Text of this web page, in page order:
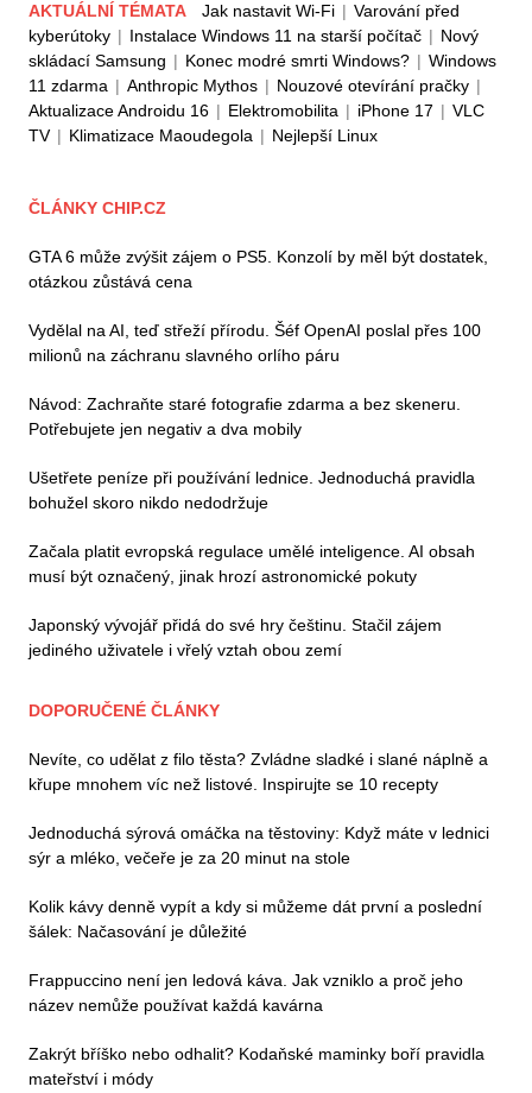
AKTUÁLNÍ TÉMATA Jak nastavit Wi-Fi | Varování před
kyberútoky | Instalace Windows 11 na starší počítač | Nový
skládací Samsung | Konec modré smrti Windows? | Windows
11 zdarma | Anthropic Mythos | Nouzové otevírání pračky |
Aktualizace Androidu 16 | Elektromobilita | iPhone 17 | VLC
TV | Klimatizace Maoudegola | Nejlepší Linux
ČLÁNKY CHIP.CZ
GTA 6 může zvýšit zájem o PS5. Konzolí by měl být dostatek,
otázkou zůstává cena
Vydělal na AI, teď střeží přírodu. Šéf OpenAI poslal přes 100
milionů na záchranu slavného orlího páru
Návod: Zachraňte staré fotografie zdarma a bez skeneru.
Potřebujete jen negativ a dva mobily
Ušetřete peníze při používání lednice. Jednoduchá pravidla
bohužel skoro nikdo nedodržuje
Začala platit evropská regulace umělé inteligence. AI obsah
musí být označený, jinak hrozí astronomické pokuty
Japonský vývojář přidá do své hry češtinu. Stačil zájem
jediného uživatele i vřelý vztah obou zemí
DOPORUČENÉ ČLÁNKY
Nevíte, co udělat z filo těsta? Zvládne sladké i slané náplně a
křupe mnohem víc než listové. Inspirujte se 10 recepty
Jednoduchá sýrová omáčka na těstoviny: Když máte v lednici
sýr a mléko, večeře je za 20 minut na stole
Kolik kávy denně vypít a kdy si můžeme dát první a poslední
šálek: Načasování je důležité
Frappuccino není jen ledová káva. Jak vzniklo a proč jeho
název nemůže používat každá kavárna
Zakrýt bříško nebo odhalit? Kodaňské maminky boří pravidla
mateřství i módy